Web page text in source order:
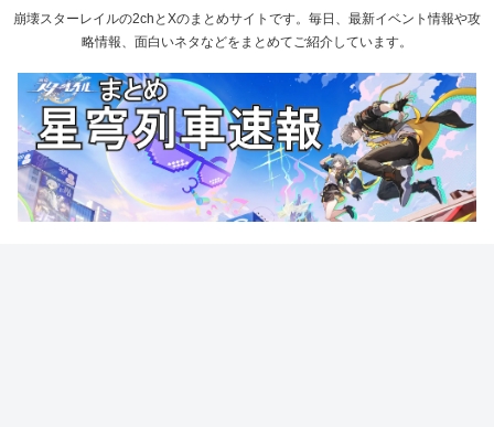
崩壊スターレイルの2chとXのまとめサイトです。毎日、最新イベント情報や攻
略情報、面白いネタなどをまとめてご紹介しています。